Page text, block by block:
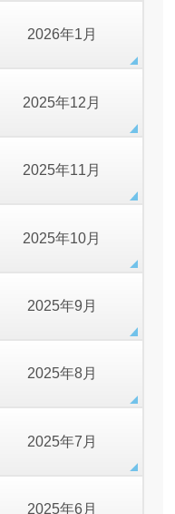
2026年1月
2025年12月
2025年11月
2025年10月
2025年9月
2025年8月
2025年7月
2025年6月